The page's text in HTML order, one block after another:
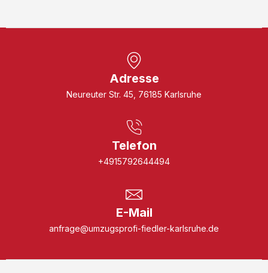
Adresse
Neureuter Str. 45, 76185 Karlsruhe
Telefon
+4915792644494
E-Mail
anfrage@umzugsprofi-fiedler-karlsruhe.de